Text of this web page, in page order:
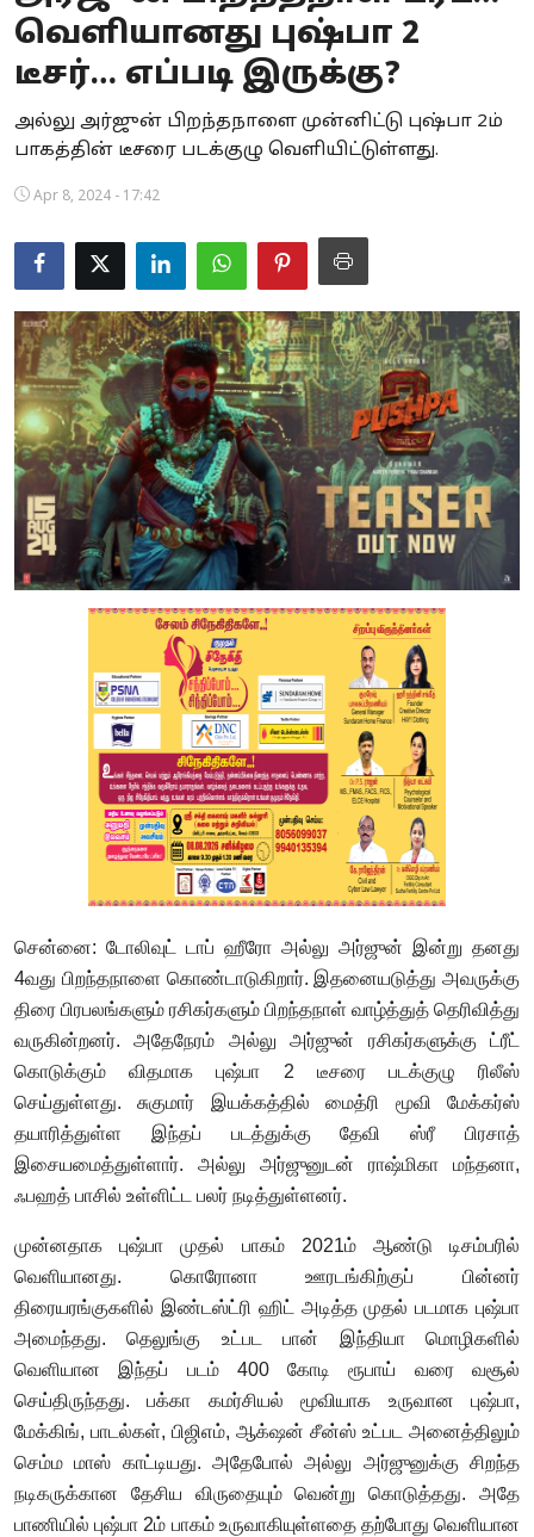
Business
Crime
Tamilnadu
National
World
Spirituality
Weather
Politics
வெளியானது புஷ்பா 2
டீசர்… எப்படி இருக்கு?
அல்லு அர்ஜுன் பிறந்தநாளை முன்னிட்டு புஷ்பா 2ம்
பாகத்தின் டீசரை படக்குழு வெளியிட்டுள்ளது.
Apr 8, 2024 - 17:42
சென்னை: டோலிவுட் டாப் ஹீரோ அல்லு அர்ஜுன் இன்று தனது
4வது பிறந்தநாளை கொண்டாடுகிறார். இதனையடுத்து அவருக்கு
திரை பிரபலங்களும் ரசிகர்களும் பிறந்தநாள் வாழ்த்துத் தெரிவித்து
வருகின்றனர். அதேநேரம் அல்லு அர்ஜுன் ரசிகர்களுக்கு ட்ரீட்
கொடுக்கும் விதமாக புஷ்பா 2 டீசரை படக்குழு ரிலீஸ்
செய்துள்ளது. சுகுமார் இயக்கத்தில் மைத்ரி மூவி மேக்கர்ஸ்
தயாரித்துள்ள இந்தப் படத்துக்கு தேவி ஸ்ரீ பிரசாத்
இசையமைத்துள்ளார். அல்லு அர்ஜுனுடன் ராஷ்மிகா மந்தனா,
ஃபஹத் பாசில் உள்ளிட்ட பலர் நடித்துள்ளனர்.
முன்னதாக புஷ்பா முதல் பாகம் 2021ம் ஆண்டு டிசம்பரில்
வெளியானது. கொரோனா ஊரடங்கிற்குப் பின்னர்
திரையரங்குகளில் இண்டஸ்ட்ரி ஹிட் அடித்த முதல் படமாக புஷ்பா
அமைந்தது. தெலுங்கு உட்பட பான் இந்தியா மொழிகளில்
வெளியான இந்தப் படம் 400 கோடி ரூபாய் வரை வசூல்
செய்திருந்தது. பக்கா கமர்சியல் மூவியாக உருவான புஷ்பா,
மேக்கிங், பாடல்கள், பிஜிஎம், ஆக்‌ஷன் சீன்ஸ் உட்பட அனைத்திலும்
செம்ம மாஸ் காட்டியது. அதேபோல் அல்லு அர்ஜுனுக்கு சிறந்த
நடிகருக்கான தேசிய விருதையும் வென்று கொடுத்தது. அதே
பாணியில் புஷ்பா 2ம் பாகம் உருவாகியுள்ளதை தற்போது வெளியான